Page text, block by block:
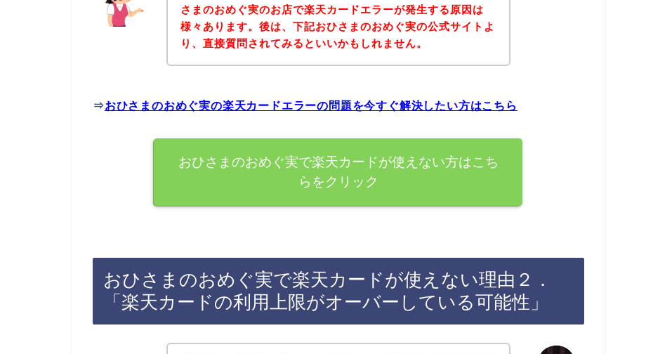
さまのおめぐ実のお店で楽天カードエラーが発生する原因は
様々あります。後は、下記おひさまのおめぐ実の公式サイトよ
り、直接質問されてみるといいかもしれません。
⇒おひさまのおめぐ実の楽天カードエラーの問題を今すぐ解決したい方はこちら
おひさまのおめぐ実で楽天カードが使えない方はこち
らをクリック
おひさまのおめぐ実で楽天カードが使えない理由２．
「楽天カードの利用上限がオーバーしている可能性」